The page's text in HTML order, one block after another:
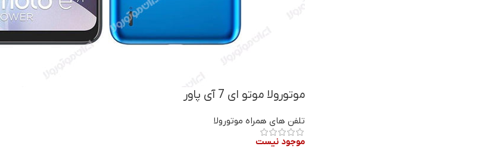
موتورولا موتو ای 7 آی پاور
تلفن های همراه موتورولا
موجود نیست